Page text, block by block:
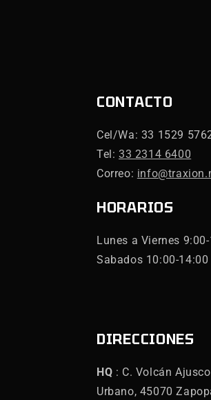
CONTACTO
Cel/Wa: 33 1529
Tel: 33 2314 6400
Correo:
HORARIOS
Lunes a Viernes
Sabados 10:00-14:00
DIRECCIONES
HQ : C. Volcán
Urbano, 45070